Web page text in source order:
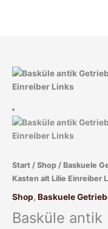
Start / Shop / Baskuele
Kasten alt Lilie Einreiber
Shop, Baskuele
Basküle
Basküle
antik
Getriebe
Kasten
alt
Einreiber
Links
130mm